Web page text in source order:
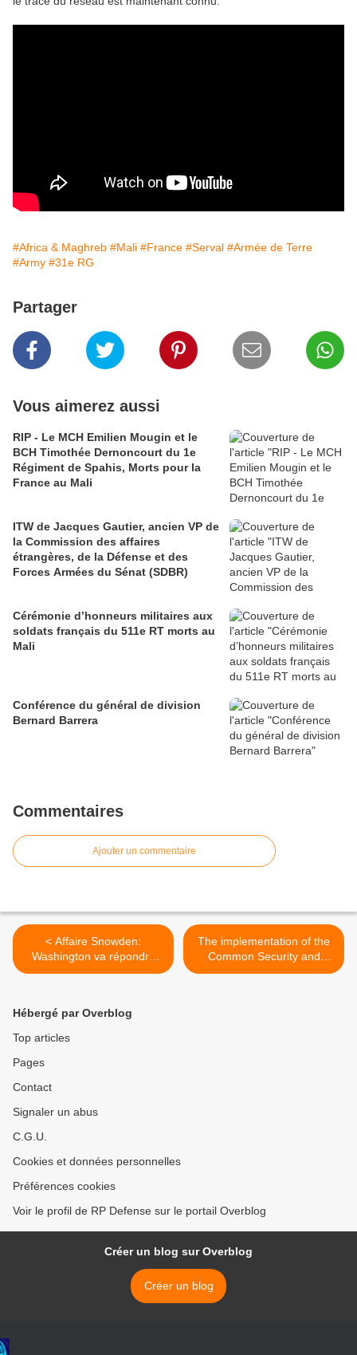
#Africa & Maghreb #Mali #France #Serval #Armée de Terre
#Army #31e RG
Partager
Vous aimerez aussi
RIP - Le MCH Emilien Mougin et le
BCH Timothée Dernoncourt du 1e
Régiment de Spahis, Morts pour la
France au Mali
ITW de Jacques Gautier, ancien VP de
la Commission des affaires
étrangères, de la Défense et des
Forces Armées du Sénat (SDBR)
Cérémonie d’honneurs militaires aux
soldats français du 511e RT morts au
Mali
Conférence du général de division
Bernard Barrera
Commentaires
Ajouter un commentaire
< Affaire Snowden:
Washington va répondre
par voie diplomatique à l'UE
The implementation of the
Common Security and
Defence Policy >
Hébergé par Overblog
Top articles
Pages
Contact
Signaler un abus
C.G.U.
Cookies et données personnelles
Préférences cookies
Voir le profil de RP Defense sur le portail Overblog
Créer un blog sur Overblog
Créer un blog